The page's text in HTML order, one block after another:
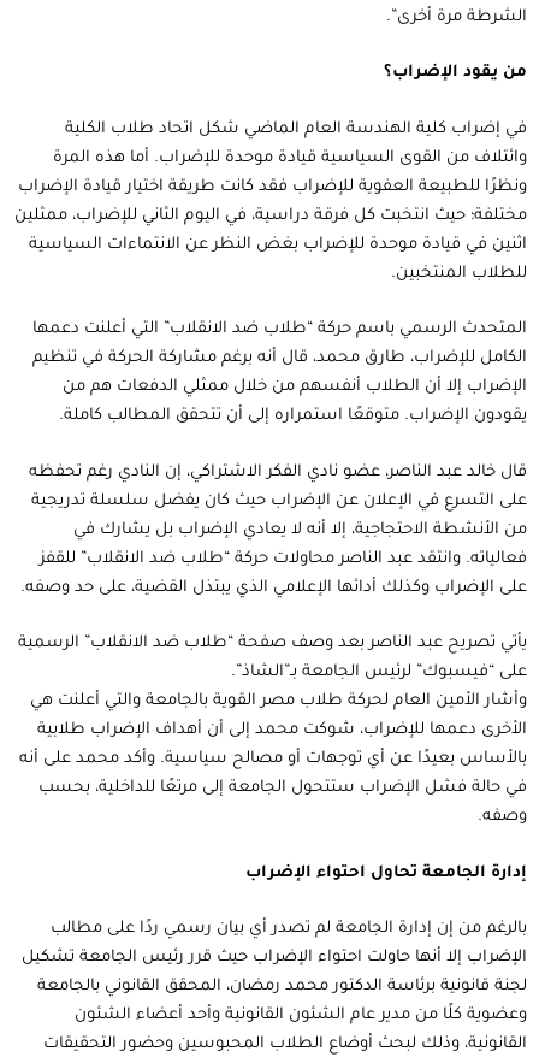
الشرطة مرة أخرى”.
من يقود الإضراب؟
في إضراب كلية الهندسة العام الماضي شكل اتحاد طلاب الكلية
وائتلاف من القوى السياسية قيادة موحدة للإضراب. أما هذه المرة
ونظرًا للطبيعة العفوية للإضراب فقد كانت طريقة اختيار قيادة الإضراب
مختلفة؛ حيث انتخبت كل فرقة دراسية، في اليوم الثاني للإضراب، ممثلين
اثنين في قيادة موحدة للإضراب بغض النظر عن الانتماءات السياسية
للطلاب المنتخبين.
المتحدث الرسمي باسم حركة “طلاب ضد الانقلاب” التي أعلنت دعمها
الكامل للإضراب، طارق محمد، قال أنه برغم مشاركة الحركة في تنظيم
الإضراب إلا أن الطلاب أنفسهم من خلال ممثلي الدفعات هم من
يقودون الإضراب. متوقعًا استمراره إلى أن تتحقق المطالب كاملة.
قال خالد عبد الناصر، عضو نادي الفكر الاشتراكي، إن النادي رغم تحفظه
على التسرع في الإعلان عن الإضراب حيث كان يفضل سلسلة تدريجية
من الأنشطة الاحتجاجية، إلا أنه لا يعادي الإضراب بل يشارك في
فعالياته. وانتقد عبد الناصر محاولات حركة “طلاب ضد الانقلاب” للقفز
على الإضراب وكذلك أدائها الإعلامي الذي يبتذل القضية، على حد وصفه.
يأتي تصريح عبد الناصر بعد وصف صفحة “طلاب ضد الانقلاب” الرسمية
على “فيسبوك” لرئيس الجامعة بـ”الشاذ”.
وأشار الأمين العام لحركة طلاب مصر القوية بالجامعة والتي أعلنت هي
الأخرى دعمها للإضراب، شوكت محمد إلى أن أهداف الإضراب طلابية
بالأساس بعيدًا عن أي توجهات أو مصالح سياسية. وأكد محمد على أنه
في حالة فشل الإضراب ستتحول الجامعة إلى مرتعًا للداخلية، بحسب
وصفه.
إدارة الجامعة تحاول احتواء الإضراب
بالرغم من إن إدارة الجامعة لم تصدر أي بيان رسمي ردًا على مطالب
الإضراب إلا أنها حاولت احتواء الإضراب حيث قرر رئيس الجامعة تشكيل
لجنة قانونية برئاسة الدكتور محمد رمضان، المحقق القانوني بالجامعة
وعضوية كلًا من مدير عام الشئون القانونية وأحد أعضاء الشئون
القانونية، وذلك لبحث أوضاع الطلاب المحبوسين وحضور التحقيقات